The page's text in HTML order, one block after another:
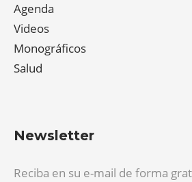
Agenda
Videos
Monográficos
Salud
Newsletter
Reciba en su e-mail de forma